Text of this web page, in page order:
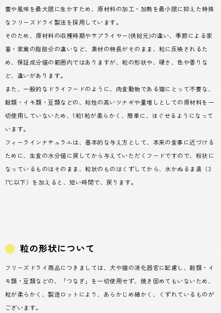
養や風味を最大限に生かすため、原材料の加工・加熱を最小限に抑えた特殊
なフリーズドライ製法を採用しています。
そのため、原材料の収穫時期やサプライヤー(供給元)の違い、季節による家
畜・家禽の脂肪分の違いなど、素材の特長がそのまま、粒に反映されるた
め、保証成分値の範囲内ではありますが、粒の形状や、硬さ、色や香りな
ど、違いがあります。
また、一般的なドライフードのように、肉食動物である猫にとって不要な、
穀類・イモ類・豆類などの、粘性の高いツナギや量増しとしての原材料を一
切使用していないため、1粒1粒が柔らかく、簡単に、ほぐせるようになって
います。
フィーラインナチュラルは、基本的な与え方として、本来の食事に近づける
ために、生食の水分値に戻してから与えていただくフードですので、粉状に
なっているものはそのまま、粒状のものはくずしてから、水かぬるま湯（3
7℃以下）を加えると、短い時間で、戻ります。
粒の形状について
フリーズドライ商品につきましては、犬や猫の消化器官に配慮し、穀類・イ
モ類・豆類などの、「つなぎ」を一切使用せず、焼き固めてもいないため、
粒が柔らかく、製造ロットにより、あらかじめ細かく、くずれているものが
ございます。